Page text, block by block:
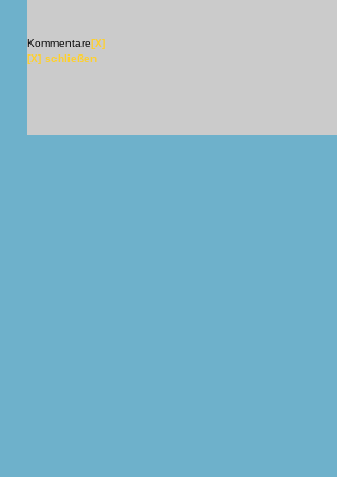
Kommentare[X]
[X] schließen